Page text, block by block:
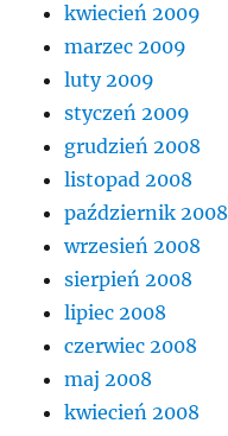
kwiecień 2009
marzec 2009
luty 2009
styczeń 2009
grudzień 2008
listopad 2008
październik 2008
wrzesień 2008
sierpień 2008
lipiec 2008
czerwiec 2008
maj 2008
kwiecień 2008